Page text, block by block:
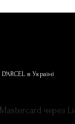
в Україні